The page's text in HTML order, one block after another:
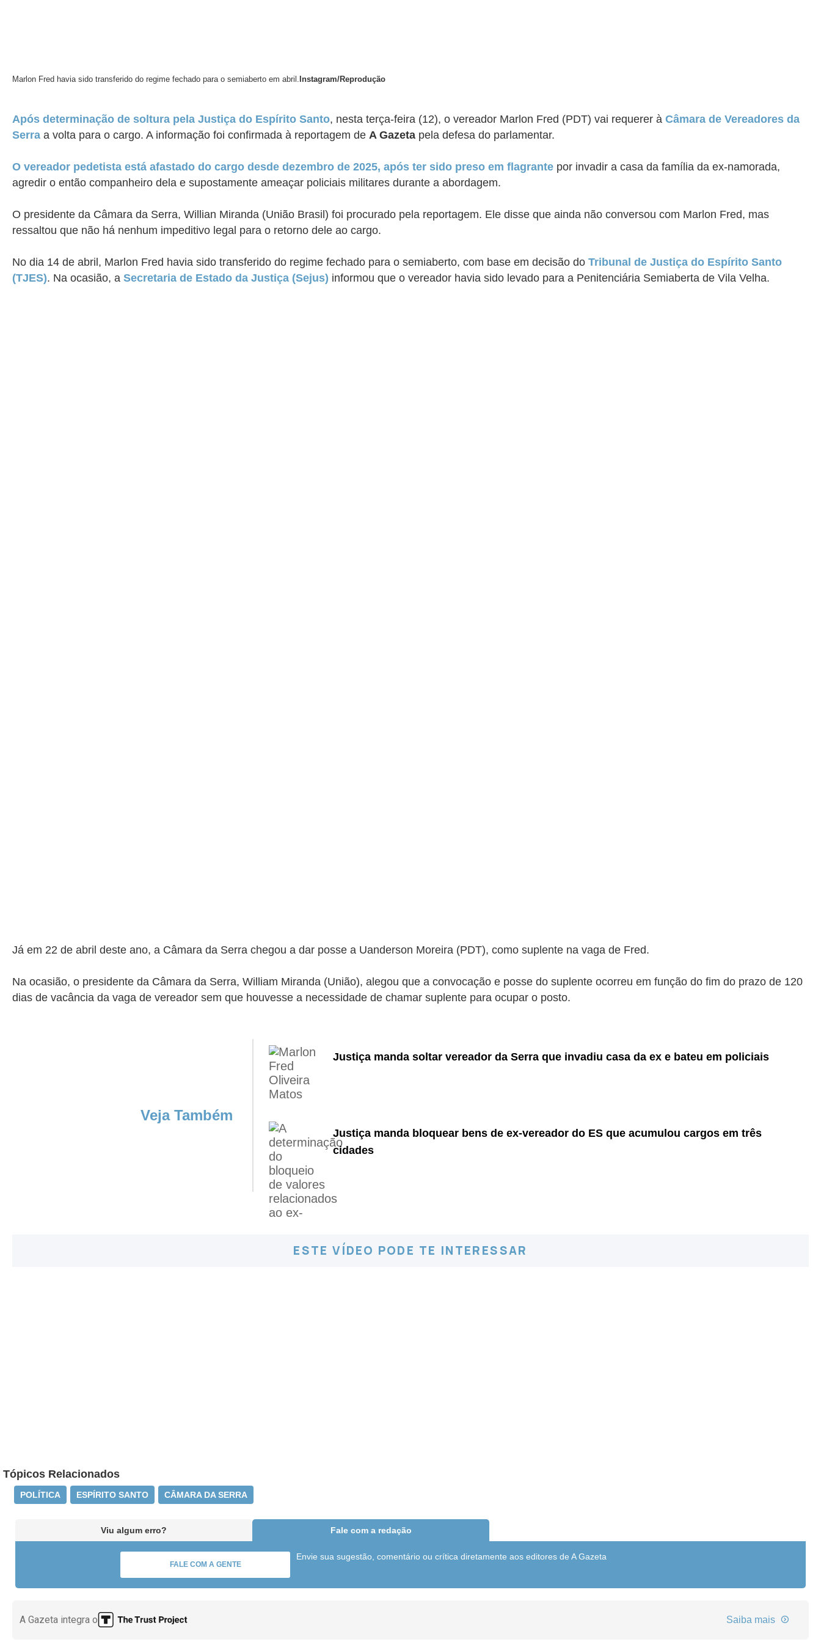
Marlon Fred havia sido transferido do regime fechado para o semiaberto em abril. Instagram/Reprodução
Após determinação de soltura pela Justiça do Espírito Santo, nesta terça-feira (12), o vereador Marlon Fred (PDT) vai requerer à Câmara de Vereadores da
Serra a volta para o cargo. A informação foi confirmada à reportagem de A Gazeta pela defesa do parlamentar.
O vereador pedetista está afastado do cargo desde dezembro de 2025, após ter sido preso em flagrante por invadir a casa da família da ex-namorada,
agredir o então companheiro dela e supostamente ameaçar policiais militares durante a abordagem.
O presidente da Câmara da Serra, Willian Miranda (União Brasil) foi procurado pela reportagem. Ele disse que ainda não conversou com Marlon Fred, mas
ressaltou que não há nenhum impeditivo legal para o retorno dele ao cargo.
No dia 14 de abril, Marlon Fred havia sido transferido do regime fechado para o semiaberto, com base em decisão do Tribunal de Justiça do Espírito Santo
(TJES). Na ocasião, a Secretaria de Estado da Justiça (Sejus) informou que o vereador havia sido levado para a Penitenciária Semiaberta de Vila Velha.
Já em 22 de abril deste ano, a Câmara da Serra chegou a dar posse a Uanderson Moreira (PDT), como suplente na vaga de Fred.
Na ocasião, o presidente da Câmara da Serra, William Miranda (União), alegou que a convocação e posse do suplente ocorreu em função do fim do prazo de 120
dias de vacância da vaga de vereador sem que houvesse a necessidade de chamar suplente para ocupar o posto.
Veja Também
Justiça manda soltar vereador da Serra que invadiu casa da ex e bateu em policiais
Justiça manda bloquear bens de ex-vereador do ES que acumulou cargos em três
cidades
ESTE VÍDEO PODE TE INTERESSAR
Tópicos Relacionados
POLÍTICA ESPÍRITO SANTO CÂMARA DA SERRA
Viu algum erro? Fale com a redação
FALE COM A GENTE
Envie sua sugestão, comentário ou crítica diretamente aos editores de A Gazeta
A Gazeta integra o Saiba mais